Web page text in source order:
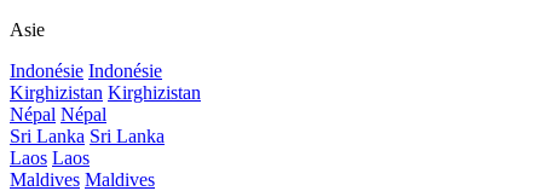
Asie
Indonésie Indonésie
Kirghizistan Kirghizistan
Népal Népal
Sri Lanka Sri Lanka
Laos Laos
Maldives Maldives